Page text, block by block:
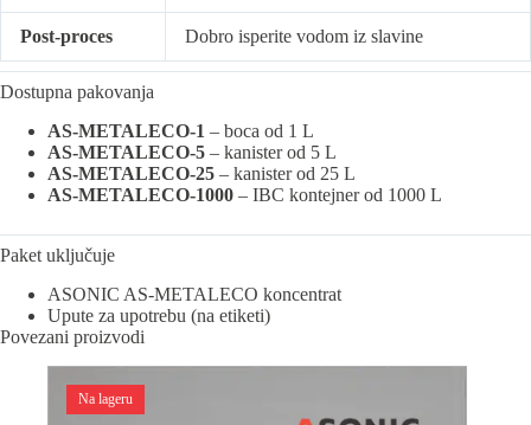
Post-proces Dobro isperite vodom iz slavine
Dostupna pakovanja
AS-METALECO-1 – boca od 1 L
AS-METALECO-5 – kanister od 5 L
AS-METALECO-25 – kanister od 25 L
AS-METALECO-1000 – IBC kontejner od 1000 L
Paket uključuje
ASONIC AS-METALECO koncentrat
Upute za upotrebu (na etiketi)
Povezani proizvodi
Na lageru